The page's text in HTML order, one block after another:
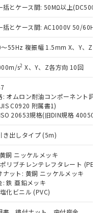
括とケース間: 50MΩ以上(DC500V
括とケース間: AC1000V 50/60Hz
55Hz 複振幅 1.5mm X、Y、Z各
s2 X、Y、Z各方向 10回
: オムロン耐油コンポーネント評
C0920 附属書1)
20653規格(旧DIN規格 40050
き出しタイプ (5m)
銅 ニッケルメッキ
リブチレンテレフタレート (PBT)
ナット: 黄銅 ニッケルメッキ
: 鉄 亜鉛メッキ
化ビニル (PVC)
価格照会結果は、
時点での社内デー
ものであり、閲
際の在庫および標
合があることをご
び標準価格はお客
お客様担当のオ
店・当社販売員に
売店や当社販売拠
ーク
」をご確認
価格結果を当社の
に漏洩または開
ます。
リスト作成サー
くには、I-Web
れている必要が
ます。
1000ppm以下、 カド
、ポリ臭化ビフェニル
ス(2-エチルヘキシ
以下、フタル酸ブチ
、フタル酸ジブチル
ジイソブチル
び制御機器に対する
いては閾値を超える意
います。
どにより、予定
す。
ポリ臭化ビフェ
臭化ジフェニルエーテ
、 DIBP(フタル酸ジ
ル酸ブチルベンジ
シル)) : 1000ppm
）のすべてが基
ます。
において有害物
に深刻な影響を
す。
販売部門へお問
法に定める商品
という）を輸出
する場合は、日本
たは役務取引許
必要な手続きを
棄する場合は、完
法に輸出されな
じます。
核兵器、ミサイ
兵器またはその他
製造装置等に一切
第三者に販売する
よび3の内容を当
。また当社は、
係わる関係者が違
ある場合は、取
あり
いが在庫あり
在庫状況につ
のお取引先、ま
のオムロン制御
社販売員にご確
た在庫状況の
いない機種